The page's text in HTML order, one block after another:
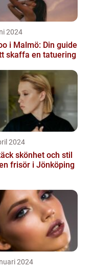
2024
i Malmö: Din guide
skaffa en tatuering
2024
skönhet och stil
frisör i Jönköping
2024